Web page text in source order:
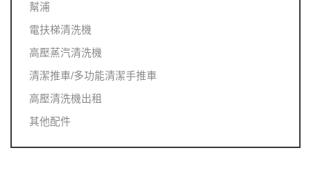
幫浦
電扶梯清洗機
高壓蒸汽清洗機
清潔推車/多功能清潔手推車
高壓清洗機出租
其他配件